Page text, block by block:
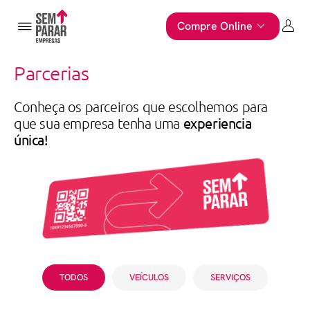
Compre Online
Parcerias
Conheça os parceiros que escolhemos para
que sua empresa tenha uma experiencia
única!
TODOS VEÍCULOS SERVIÇOS